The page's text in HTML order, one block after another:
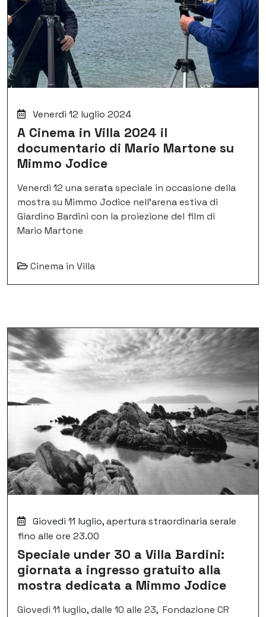
Venerdì 12 luglio 2024
A Cinema in Villa 2024 il
documentario di Mario Martone su
Mimmo Jodice
Venerdì 12 una serata speciale in occasione della
mostra su Mimmo Jodice nell’arena estiva di
Giardino Bardini con la proiezione del film di
Mario Martone
Cinema in Villa
Giovedì 11 luglio, apertura straordinaria serale
fino alle ore 23.00
Speciale under 30 a Villa Bardini:
giornata a ingresso gratuito alla
mostra dedicata a Mimmo Jodice
Giovedì 11 luglio, dalle 10 alle 23, Fondazione CR